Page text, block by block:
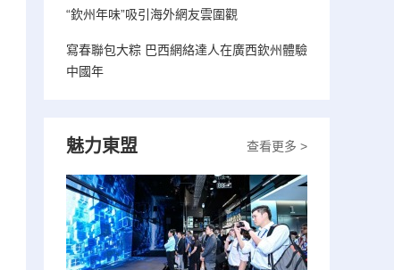
“欽州年味”吸引海外網友雲圍觀
寫春聯包大粽 巴西網絡達人在廣西欽州體驗
中國年
查看更多 >
魅力東盟